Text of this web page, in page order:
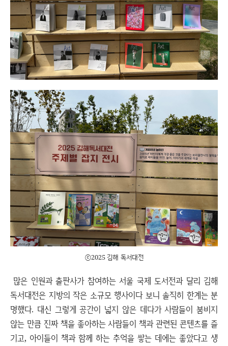
ⓒ2025 김해 독서대전
많은 인원과 출판사가 참여하는 서울 국제 도서전과 달리 김해
독서대전은 지방의 작은 소규모 행사이다 보니 솔직히 한계는 분
명했다. 대신 그렇게 공간이 넓지 않은 데다가 사람들이 붐비지
않는 만큼 진짜 책을 좋아하는 사람들이 책과 관련된 콘텐츠를 즐
기고, 아이들이 책과 함께 하는 추억을 쌓는 데에는 좋았다고 생